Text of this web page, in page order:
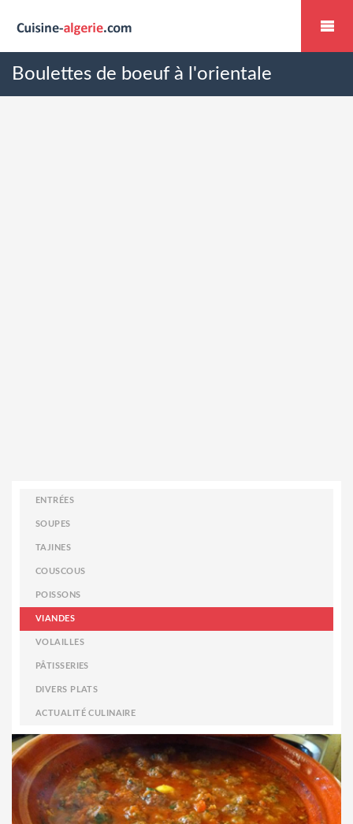
Boulettes de boeuf à l'orientale
ENTRÉES
SOUPES
TAJINES
COUSCOUS
POISSONS
VIANDES
VOLAILLES
PÂTISSERIES
DIVERS PLATS
ACTUALITÉ CULINAIRE